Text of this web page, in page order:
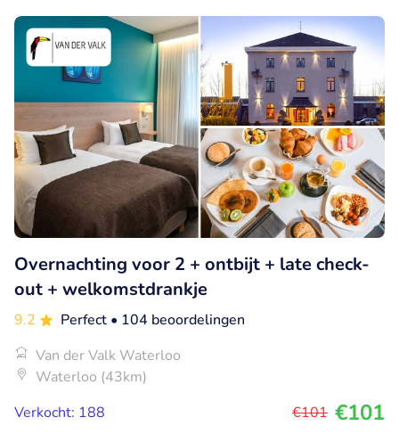
Overnachting voor 2 + ontbijt + late check-
out + welkomstdrankje
9.2 Perfect • 104 beoordelingen
Van der Valk Waterloo
Waterloo (43km)
Verkocht: 188
€101 €101